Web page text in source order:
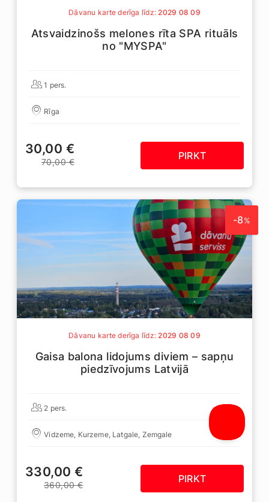
Dāvanu karte derīga līdz:2029 08 09
Atsvaidzinošs melones rīta SPA rituāls
no "MYSPA"
1 pers.
Rīga
30,00 €
70,00 €
PIRKT
-8%
Dāvanu karte derīga līdz: 2029 08 09
Gaisa balona lidojums diviem – sapņu
piedzīvojums Latvijā
2 pers.
Vidzeme, Kurzeme, Latgale, Zemgale
330,00 €
360,00 €
PIRKT